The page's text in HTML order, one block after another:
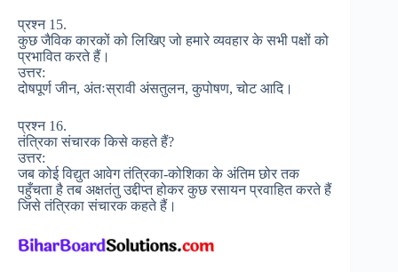
प्रश्न 15.
कुछ जैविक कारकों को लिखिए जो हमारे व्यवहार के सभी पक्षों को
प्रभावित करते हैं।
उत्तर:
दोषपूर्ण जीन, अंतःस्रावी अंसतुलन, कुपोषण, चोट आदि।
प्रश्न 16.
तंत्रिका संचारक किसे कहते हैं?
उत्तर:
जब कोई विद्युत आवेग तंत्रिका-कोशिका के अंतिम छोर तक
पहुँचता है तब अक्षतंतु उद्दीप्त होकर कुछ रसायन प्रवाहित करते हैं
जिसे तंत्रिका संचारक कहते हैं।